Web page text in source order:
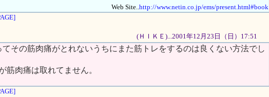
Web Site..http://www.netin.co.jp/ems/present.html#book
(ＨＩＫＥ)...2001年12月23日（日）17:51
その筋肉痛がとれないうちにまた筋トレをするのは良くない方法でし
筋肉痛は取れてません。